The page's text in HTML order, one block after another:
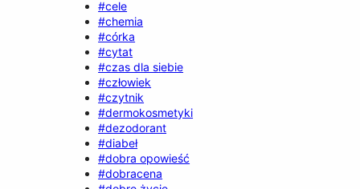
#cele
#chemia
#córka
#cytat
#czas dla siebie
#człowiek
#czytnik
#dermokosmetyki
#dezodorant
#diabeł
#dobra opowieść
#dobracena